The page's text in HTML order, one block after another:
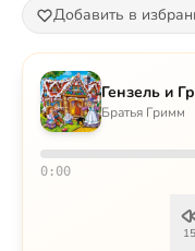
Добавить в
Гензель и
Братья Гримм
0:00